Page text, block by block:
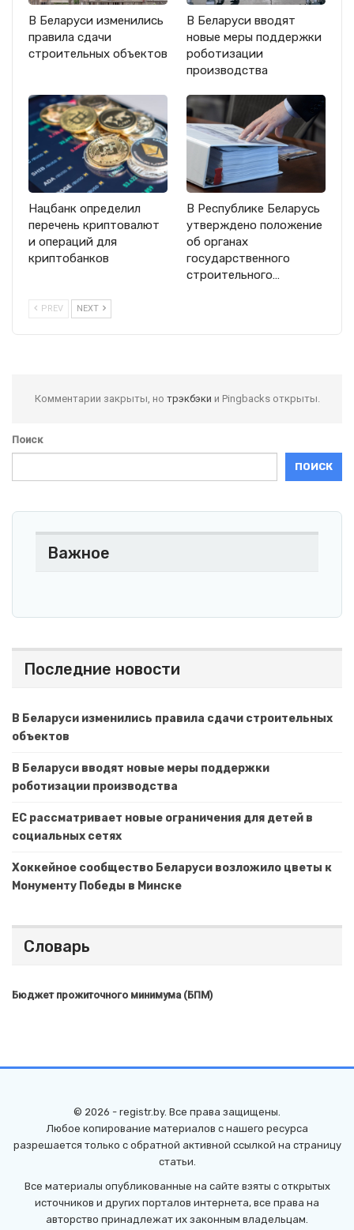
В Беларуси изменились
правила сдачи
строительных объектов
В Беларуси вводят
новые меры поддержки
роботизации
производства
Нацбанк определил
перечень криптовалют
и операций для
криптобанков
В Республике Беларусь
утверждено положение
об органах
государственного
строительного…
PREV NEXT
Комментарии закрыты, но трэкбэки и Pingbacks открыты.
Поиск
ПОИСК
Важное
Последние новости
В Беларуси изменились правила сдачи строительных
объектов
В Беларуси вводят новые меры поддержки
роботизации производства
ЕС рассматривает новые ограничения для детей в
социальных сетях
Хоккейное сообщество Беларуси возложило цветы к
Монументу Победы в Минске
Словарь
Бюджет прожиточного минимума (БПМ)
© 2026 - registr.by. Все права защищены.
Любое копирование материалов с нашего ресурса
разрешается только с обратной активной ссылкой на страницу
статьи.
Все материалы опубликованные на сайте взяты с открытых
источников и других порталов интернета, все права на
авторство принадлежат их законным владельцам.